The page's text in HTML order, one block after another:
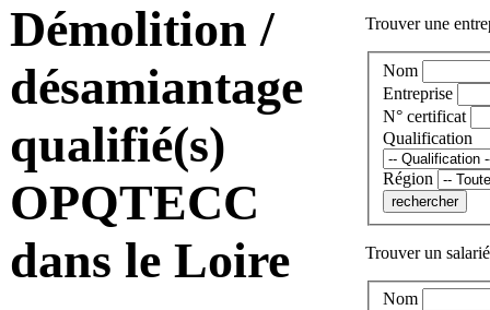
Démolition /
désamiantage
qualifié(s)
OPQTECC
dans le Loire
Trouver une
Nom
Entreprise
N° certificat
Qualification
Région
Trouver un
Nom